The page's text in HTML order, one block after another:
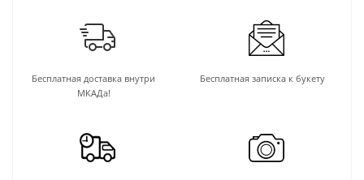
Бесплатная доставка внутри
МКАДа!
Бесплатная записка к букету